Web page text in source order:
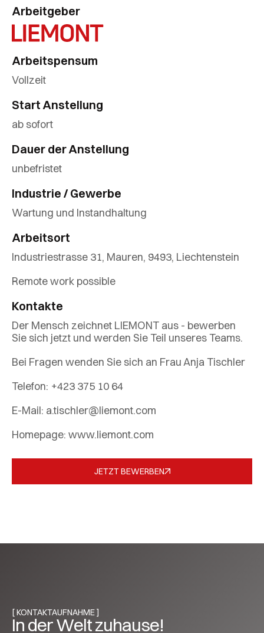
Arbeitgeber
Arbeitspensum
Vollzeit
Start Anstellung
ab sofort
Dauer der Anstellung
unbefristet
Industrie / Gewerbe
Wartung und Instandhaltung
Arbeitsort
Industriestrasse 31, Mauren, 9493, Liechtenstein
Remote work possible
Kontakte
Der Mensch zeichnet LIEMONT aus - bewerben
Sie sich jetzt und werden Sie Teil unseres Teams.
Bei Fragen wenden Sie sich an Frau Anja Tischler
Telefon: +423 375 10 64
E-Mail: a.tischler@liemont.com
Homepage: www.liemont.com
JETZT BEWERBEN
[ KONTAKTAUFNAHME ]
In der Welt zuhause!